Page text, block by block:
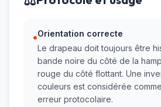
•Orientation correcte
Le drapeau doit toujours être
bande noire du côté de la
rouge du côté flottant. Une
couleurs est considérée
erreur protocolaire.